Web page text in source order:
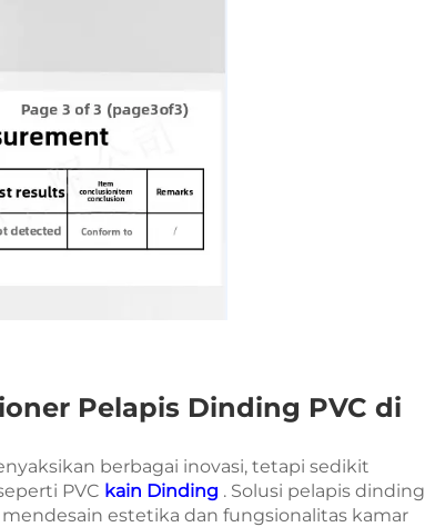
Pelapis Dinding PVC di
berbagai inovasi, tetapi sedikit
PVC kain Dinding . Solusi pelapis dinding
estetika dan fungsionalitas kamar